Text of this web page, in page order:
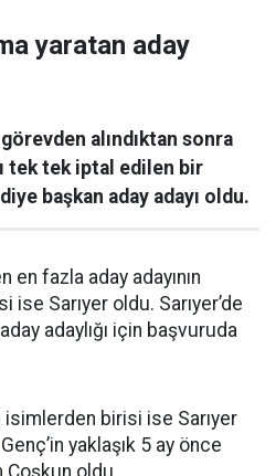
yaratan aday
alındıktan sonra
tek tek iptal edilen bir
başkan aday adayı oldu.
fazla aday adayının
ise Sarıyer oldu. Sarıyer’de
adaylığı için başvuruda
isimlerden birisi ise Sarıyer
yaklaşık 5 ay önce
Coşkun oldu.